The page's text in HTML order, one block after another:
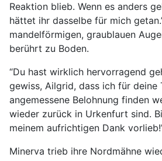
Reaktion blieb. Wenn es anders
hättet ihr dasselbe für mich
mandelförmigen, graublauen
berührt zu Boden.
“Du hast wirklich hervorragend
gewiss, Ailgrid, dass ich für deine
angemessene Belohnung finden
wieder zurück in Urkenfurt sind.
meinem aufrichtigen Dank
Minerva trieb ihre Nordmähne